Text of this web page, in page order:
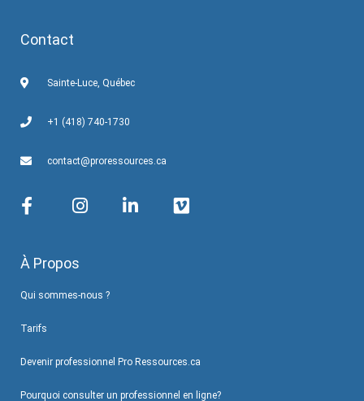
Contact
Sainte-Luce, Québec
+1 (418) 740-1730
contact@proressources.ca
À Propos
Qui sommes-nous ?
Tarifs
Devenir professionnel Pro Ressources.ca
Pourquoi consulter un professionnel en ligne?